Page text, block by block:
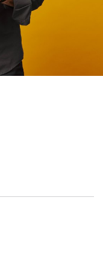
Christoph